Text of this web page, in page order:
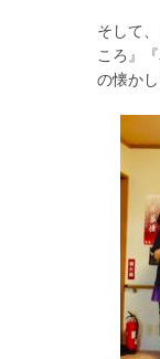
そして
ころ』
の懐か